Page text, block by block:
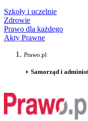
Szkoły i uczelnie
Zdrowie
Prawo dla każdego
Akty Prawne
Prawo.pl
Samorząd i